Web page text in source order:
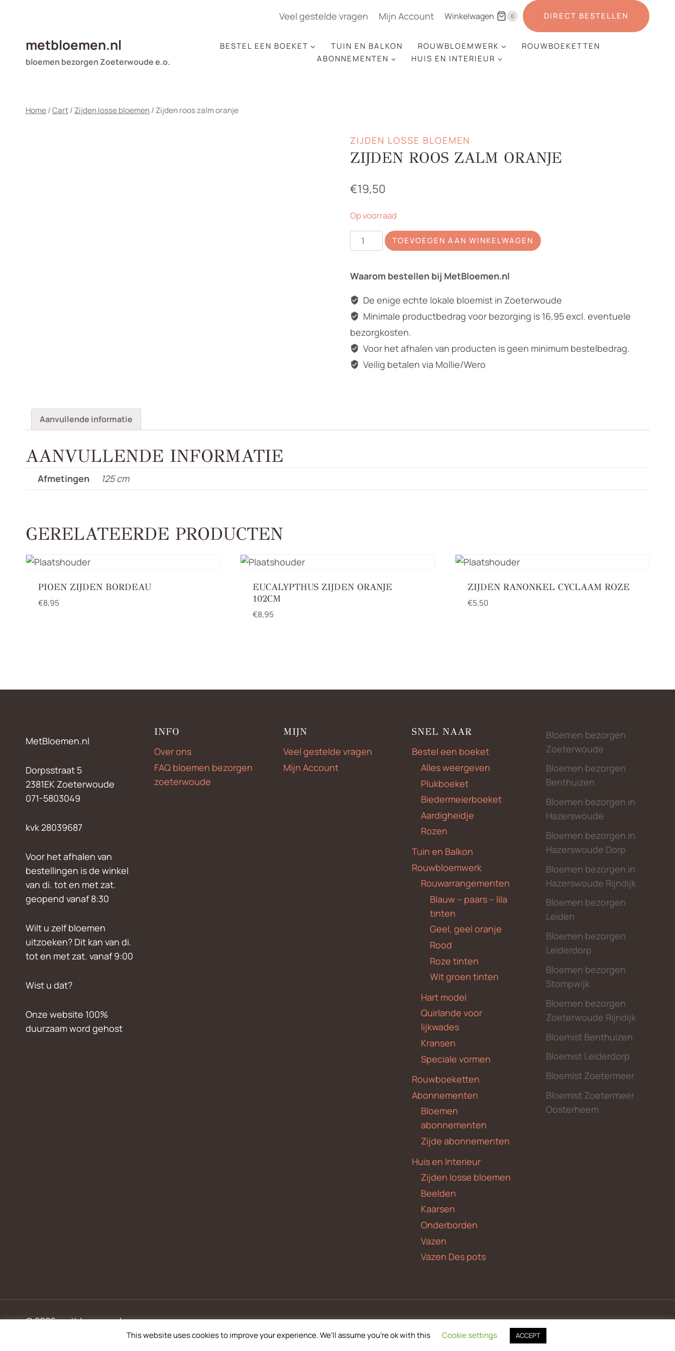
Veel gestelde vragen Mijn Account Winkelwagen 0 DIRECT BESTELLEN
metbloemen.nl
bloemen bezorgen Zoeterwoude e.o.
BESTEL EEN BOEKET TUIN EN BALKON ROUWBLOEMWERK
ROUWBOEKETTEN
ABONNEMENTEN
HUIS EN INTERIEUR
Home/Cart/ Zijden losse bloemen/ Zijden roos zalm oranje
ZIJDEN LOSSE BLOEMEN
ZIJDEN ROOS ZALM ORANJE
€19,50
Op voorraad
Zijden
roos
oranje
aantal
TOEVOEGEN AAN WINKELWAGEN
Waarom bestellen bij MetBloemen.nl
De enige echte lokale bloemist in Zoeterwoude
Minimale productbedrag voor bezorging is 16,95 excl. eventuele
bezorgkosten.
Voor het afhalen van producten is geen minimum bestelbedrag.
Veilig betalen via Mollie/Wero
Aanvullende informatie
AANVULLENDE INFORMATIE
Afmetingen 125 cm
GERELATEERDE PRODUCTEN
PIOEN ZIJDEN BORDEAU
€8,95
EUCALYPTHUS ZIJDEN ORANJE
102CM
€8,95
ZIJDEN RANONKEL CYCLAAM ROZE
€5,50
MetBloemen.nl
Dorpsstraat 5
2381EK Zoeterwoude
071-5803049
kvk 28039687
Voor het afhalen van
bestellingen is de winkel
van di. tot en met zat.
geopend vanaf 8:30
Wilt u zelf bloemen
uitzoeken? Dit kan van di.
tot en met zat. vanaf 9:00
Wist u dat?
Onze website 100%
duurzaam word gehost
INFO
Over ons
FAQ bloemen bezorgen
zoeterwoude
MIJN
Veel gestelde vragen
Mijn Account
SNEL NAAR
Bestel een boeket
Alles weergeven
Plukboeket
Biedermeierboeket
Aardigheidje
Rozen
Tuin en Balkon
Rouwbloemwerk
Rouwarrangementen
Blauw – paars – lila
tinten
Geel, geel oranje
Rood
Roze tinten
Wit groen tinten
Hart model
Quirlande voor
lijkwades
Kransen
Speciale vormen
Rouwboeketten
Abonnementen
Bloemen
abonnementen
Zijde abonnementen
Huis en Interieur
Zijden losse bloemen
Beelden
Kaarsen
Onderborden
Vazen
Vazen Des pots
Bloemen bezorgen
Zoeterwoude
Bloemen bezorgen
Benthuizen
Bloemen bezorgen in
Hazerswoude
Bloemen bezorgen in
Hazerswoude Dorp
Bloemen bezorgen in
Hazerswoude Rijndijk
Bloemen bezorgen
Leiden
Bloemen bezorgen
Leiderdorp
Bloemen bezorgen
Stompwijk
Bloemen bezorgen
Zoeterwoude Rijndijk
Bloemist Benthuizen
Bloemist Leiderdorp
Bloemist Zoetermeer
Bloemist Zoetermeer
Oosterheem
© 2026 metbloemen.nl
This website uses cookies to improve your experience. We'll assume you're ok with this Cookie settings ACCEPT